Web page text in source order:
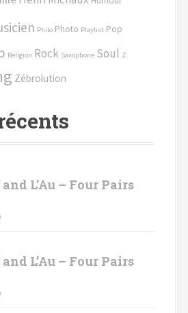
Philo Photo Playlist Pop
Religion Rock Saxophone Soul Z
Zébrolution
L’Au – Four Pairs
L’Au – Four Pairs